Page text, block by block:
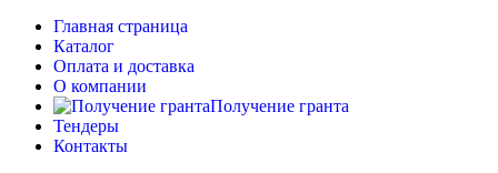
Главная страница
Каталог
Оплата и доставка
О компании
Получение гранта
Тендеры
Контакты